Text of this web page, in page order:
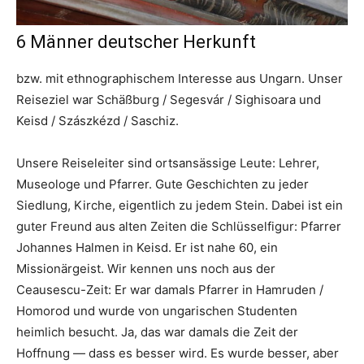
6 Männer deutscher Herkunft
bzw. mit ethnographischem Interesse aus Ungarn. Unser
Reiseziel war Schäßburg / Segesvár / Sighisoara und
Keisd / Szászkézd / Saschiz.
Unsere Reiseleiter sind ortsansässige Leute: Lehrer,
Museologe und Pfarrer. Gute Geschichten zu jeder
Siedlung, Kirche, eigentlich zu jedem Stein. Dabei ist ein
guter Freund aus alten Zeiten die Schlüsselfigur: Pfarrer
Johannes Halmen in Keisd. Er ist nahe 60, ein
Missionärgeist. Wir kennen uns noch aus der
Ceausescu-Zeit: Er war damals Pfarrer in Hamruden /
Homorod und wurde von ungarischen Studenten
heimlich besucht. Ja, das war damals die Zeit der
Hoffnung — dass es besser wird. Es wurde besser, aber